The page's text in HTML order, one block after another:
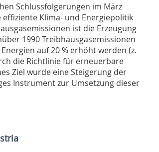
Schlussfolgerungen im März
Klima- und Energiepolitik
ist die Erzeugung
1990 Treibhausgasemissionen
auf 20 % erhöht werden (z.
die Richtlinie für erneuerbare
Ziel wurde eine Steigerung der
Instrument zur Umsetzung dieser